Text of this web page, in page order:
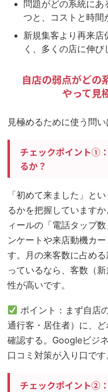
問題がどの系統に
つと、コストと時間
新規集客より再来店
く、多くの店に伸び
自店の弱点がどの
やって見
見極めるために使う問い
チェックポイント①
るか？
「初めて来ました」と
るかを把握しています
ィールの「電話タップ
ンケートや来店動機カ
す。月の来客数に占め
っているなら、客数（
性が高いです。
ポイント：まず自店
通行客・居住者）に、
確認する。Googleビジ
口コミ対策が入り口です
チェックポイント②